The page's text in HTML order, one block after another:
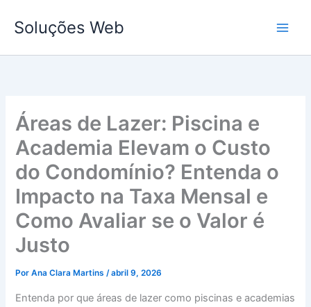
para
conteúdo
Soluções Web
Áreas de Lazer: Piscina e
Academia Elevam o Custo
do Condomínio? Entenda o
Impacto na Taxa Mensal e
Como Avaliar se o Valor é
Justo
PorAna Clara Martins/abril 9, 2026
Entenda por que áreas de lazer como piscinas e academias